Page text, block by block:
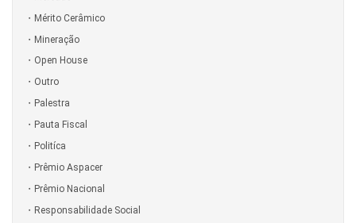
Mérito Cerâmico
Mineração
Open House
Outro
Palestra
Pauta Fiscal
Politíca
Prêmio Aspacer
Prêmio Nacional
Responsabilidade Social